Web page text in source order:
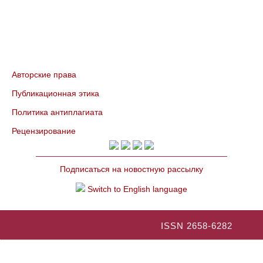
Авторские права
Публикационная этика
Политика антиплагиата
Рецензирование
Подписаться на новостную рассылку
Switch to English language
ISSN 2658-6282